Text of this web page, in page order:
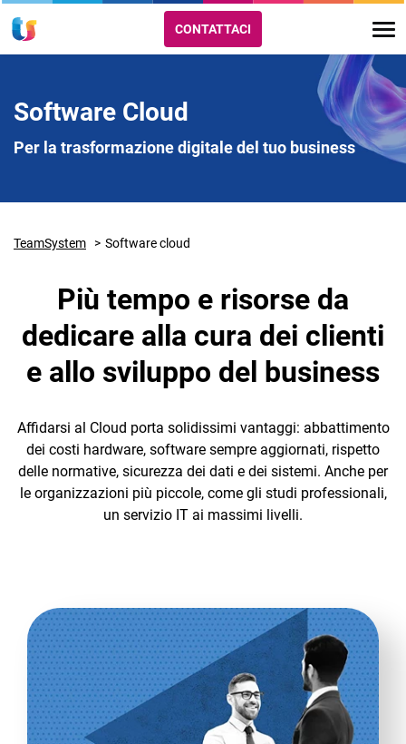
Email Marketing
Fatturazione
Financial Solutions
HR
CONTATTACI
Software Cloud
Per la trasformazione digitale del tuo business
TeamSystem Software cloud
Più tempo e risorse da
dedicare alla cura dei clienti
e allo sviluppo del business
Affidarsi al Cloud porta solidissimi vantaggi: abbattimento
dei costi hardware, software sempre aggiornati, rispetto
delle normative, sicurezza dei dati e dei sistemi. Anche per
le organizzazioni più piccole, come gli studi professionali,
un servizio IT ai massimi livelli.